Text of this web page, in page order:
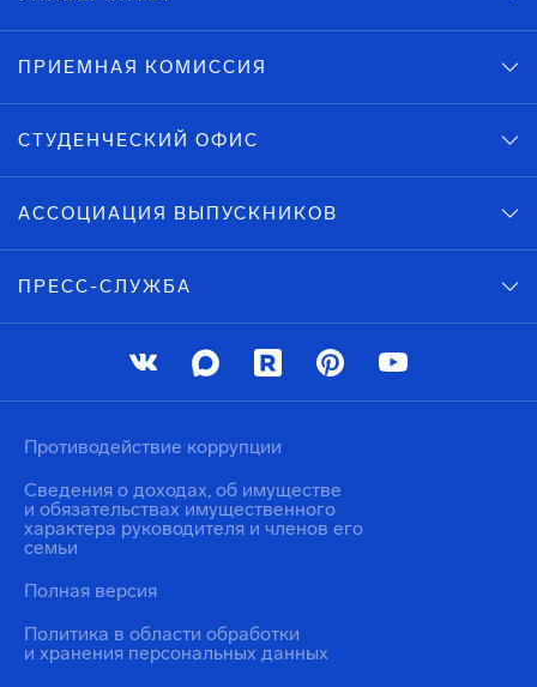
ПРИЕМНАЯ КОМИССИЯ
СТУДЕНЧЕСКИЙ ОФИС
АССОЦИАЦИЯ ВЫПУСКНИКОВ
ПРЕСС-СЛУЖБА
Политика в области обработки
и хранения персональных данных
Противодействие коррупции
Сведения о доходах, об имуществе
и обязательствах имущественного
характера руководителя и членов его
семьи
Полная версия